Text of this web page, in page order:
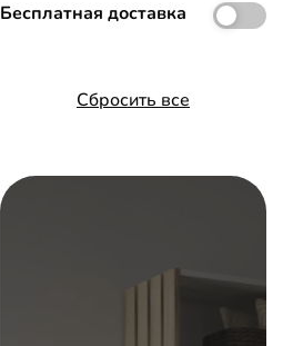
Бесплатная доставка
Сбросить все